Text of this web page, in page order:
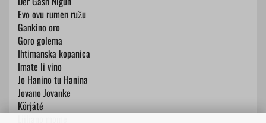
​Evo ovu rumen ružu
​Gankino oro
​Goro golema
​Ihtimanska kopanica
​Imate li vino
​Jo Hanino tu Hanina
​Jovano Jovanke
​Körjáté